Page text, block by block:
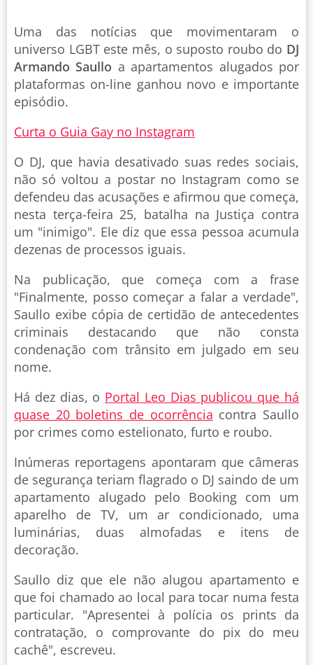
Uma das notícias que movimentaram o
universo LGBT este mês, o suposto roubo do DJ
Armando Saullo a apartamentos alugados por
plataformas on-line ganhou novo e importante
episódio.
Curta o Guia Gay no Instagram
O DJ, que havia desativado suas redes sociais,
não só voltou a postar no Instagram como se
defendeu das acusações e afirmou que começa,
nesta terça-feira 25, batalha na Justiça contra
um "inimigo". Ele diz que essa pessoa acumula
dezenas de processos iguais.
Na publicação, que começa com a frase
"Finalmente, posso começar a falar a verdade",
Saullo exibe cópia de certidão de antecedentes
criminais destacando que não consta
condenação com trânsito em julgado em seu
nome.
Há dez dias, o Portal Leo Dias publicou que há
quase 20 boletins de ocorrência contra Saullo
por crimes como estelionato, furto e roubo.
Inúmeras reportagens apontaram que câmeras
de segurança teriam flagrado o DJ saindo de um
apartamento alugado pelo Booking com um
aparelho de TV, um ar condicionado, uma
luminárias, duas almofadas e itens de
decoração.
Saullo diz que ele não alugou apartamento e
que foi chamado ao local para tocar numa festa
particular. "Apresentei à polícia os prints da
contratação, o comprovante do pix do meu
cachê", escreveu.